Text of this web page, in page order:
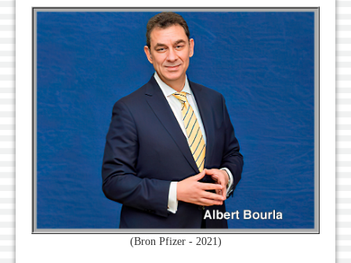
(Bron Pfizer - 2021)